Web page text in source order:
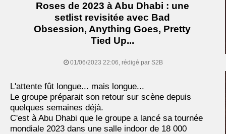
Roses de 2023 à Abu Dhabi : une
setlist revisitée avec Bad
Obsession, Anything Goes, Pretty
Tied Up...
01/06/2023 22:06, rédigé par S2B
L'attente fût longue... mais longue...
Le groupe préparait son retour sur scène depuis
quelques semaines déjà.
C'est à Abu Dhabi que le groupe a lancé sa tournée
mondiale 2023 dans une salle indoor de 18 000